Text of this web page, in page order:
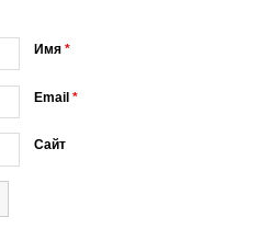
Имя*
Email*
Сайт